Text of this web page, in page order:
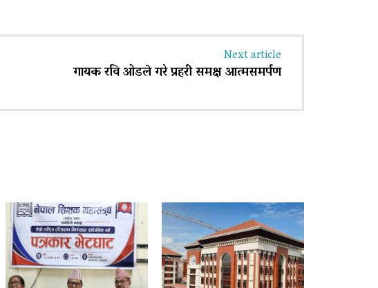
Next article
गायक रवि ओडले गरे प्रहरी समक्ष आत्मसमर्पण